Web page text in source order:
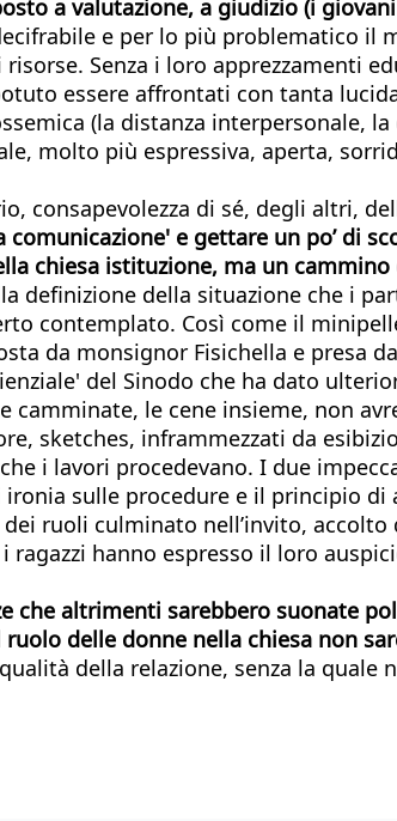
a valutazione, a giudizio (i
e per lo più problematico il
Senza i loro apprezzamenti
essere affrontati con tanta
(la distanza interpersonale,
molto più espressiva, aperta,
consapevolezza di sé, degli altri,
e gettare un po’ di
chiesa istituzione, ma un
definizione della situazione che i
contemplato. Così come il
da monsignor Fisichella e presa
del Sinodo che ha dato
le cene insieme, non
sketches, inframmezzati da
i lavori procedevano. I due
sulle procedure e il principio
ruoli culminato nell’invito,
hanno espresso il loro
che altrimenti sarebbero suonate
delle donne nella chiesa non
della relazione, senza la quale